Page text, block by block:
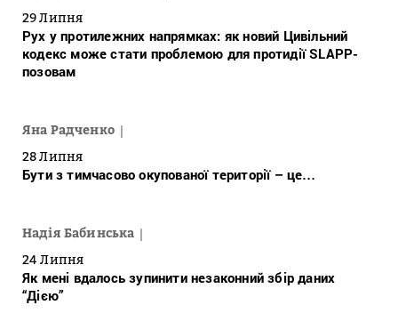
29 Липня
Рух у протилежних напрямках: як новий Цивільний
кодекс може стати проблемою для протидії SLAPP-
позовам
Яна Радченко
28 Липня
Бути з тимчасово окупованої території – це…
Надія Бабинська
24 Липня
Як мені вдалось зупинити незаконний збір даних
“Дією”